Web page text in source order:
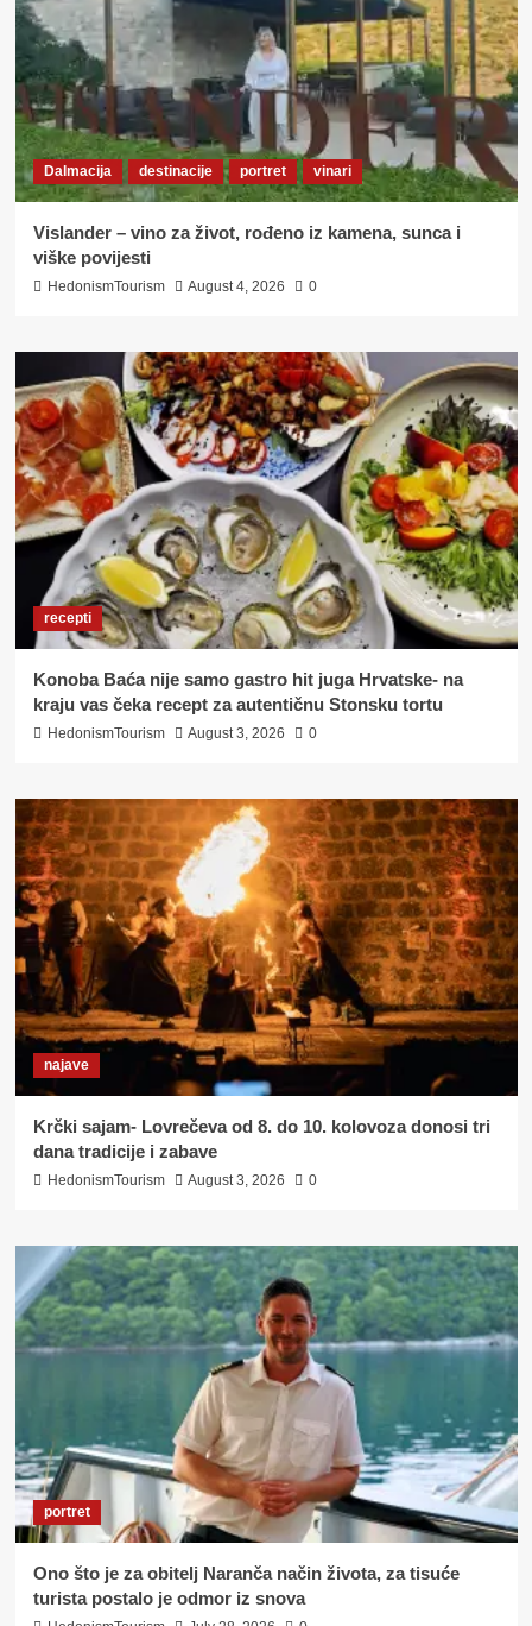
Dalmacija destinacije portret vinari
Vislander – vino za život, rođeno iz kamena, sunca i
viške povijesti
HedonismTourism August 4, 2026 0
recepti
Konoba Baća nije samo gastro hit juga Hrvatske- na
kraju vas čeka recept za autentičnu Stonsku tortu
HedonismTourism August 3, 2026 0
najave
Krčki sajam- Lovrečeva od 8. do 10. kolovoza donosi tri
dana tradicije i zabave
HedonismTourism August 3, 2026 0
portret
Ono što je za obitelj Naranča način života, za tisuće
turista postalo je odmor iz snova